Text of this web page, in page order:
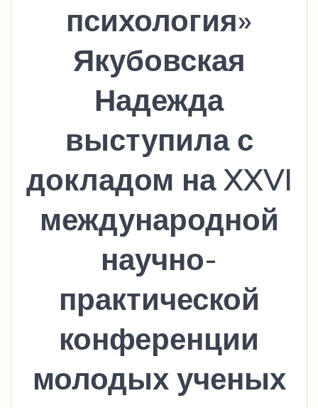
психология»
Якубовская
Надежда
выступила с
докладом на XXVI
международной
научно-
практической
конференции
молодых ученых